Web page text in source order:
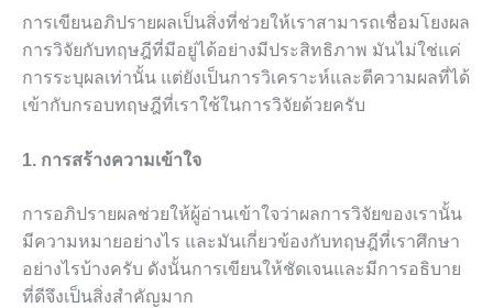
การเขียนอภิปรายผลเป็นสิ่งที่ช่วยให้เราสามารถเชื่อมโยงผล
การวิจัยกับทฤษฎีที่มีอยู่ได้อย่างมีประสิทธิภาพ มันไม่ใช่แค่
การระบุผลเท่านั้น แต่ยังเป็นการวิเคราะห์และตีความผลที่ได้
เข้ากับกรอบทฤษฎีที่เราใช้ในการวิจัยด้วยครับ
1. การสร้างความเข้าใจ
การอภิปรายผลช่วยให้ผู้อ่านเข้าใจว่าผลการวิจัยของเรานั้น
มีความหมายอย่างไร และมันเกี่ยวข้องกับทฤษฎีที่เราศึกษา
อย่างไรบ้างครับ ดังนั้นการเขียนให้ชัดเจนและมีการอธิบาย
ที่ดีจึงเป็นสิ่งสำคัญมาก